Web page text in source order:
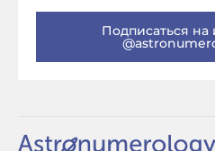
Подписаться на